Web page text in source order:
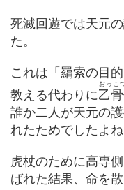
死滅回遊では天元
た。
これは「羂索の目
教える代わりに乙
おっこ
誰か二人が天元の
れたためでしたよね
虎杖のために高専
ばれた結果、命を